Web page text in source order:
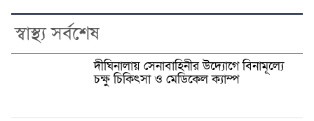
স্বাস্থ্য সর্বশেষ
দীঘিনালায় সেনাবাহিনীর উদ্যোগে বিনামূল্যে
চক্ষু চিকিৎসা ও মেডিকেল ক্যাম্প